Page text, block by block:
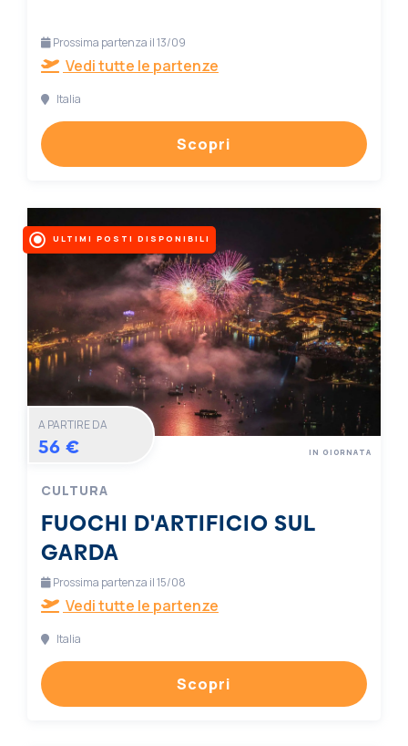
Prossima partenza il 13/09
Vedi tutte le partenze
Italia
Scopri
ULTIMI POSTI DISPONIBILI
A PARTIRE DA
56 €
CULTURA
FUOCHI D'ARTIFICIO SUL
GARDA
IN GIORNATA
Prossima partenza il 15/08
Vedi tutte le partenze
Italia
Scopri